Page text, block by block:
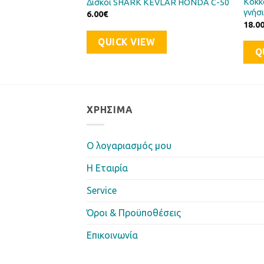
Δίσκοι SHARK KEVLAR HONDA C-50
6.00€
QUICK VIEW
ΧΡΉΣΙΜΑ
Ο λογαριασμός μου
Η Eταιρία
Service
Όροι & Προϋποθέσεις
Επικοινωνία